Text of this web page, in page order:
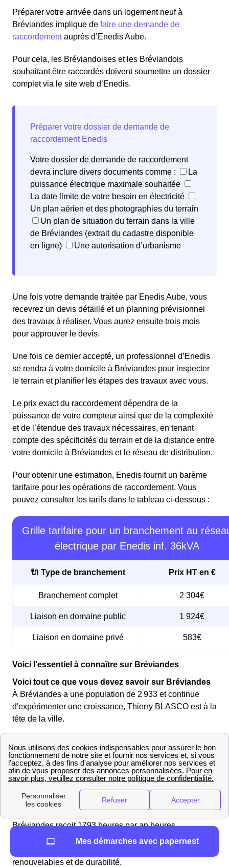
Préparer votre arrivée dans un logement neuf à
Bréviandes implique de faire une demande de
raccordementauprès d’Enedis Aube.
Pour cela, les Bréviandoises et les Bréviandois
souhaitant être raccordés doivent soumettre un dossier
complet via le site web d’Enedis.
Votre dossier de demande de raccordement
devra inclure divers documents comme :
La
puissance électrique maximale souhaitée
La date limite de votre besoin en électricité
Un plan aérien et des photographies du terrain
Un plan de situation du terrain dans la ville
de Bréviandes (extrait du cadastre disponible
en ligne)
Une autorisation d’urbanisme
Une fois votre demande traitée par Enedis Aube, vous
recevrez un devis détaillé et un planning prévisionnel
des travaux à réaliser. Vous aurez ensuite trois mois
pour approuver le devis.
Une fois ce dernier accepté, un professionnel d’Enedis
se rendra à votre domicile à Bréviandes pour inspecter
le terrain et planifier les étapes des travaux avec vous.
Le prix exact du raccordement dépendra de la
puissance de votre compteur ainsi que de la complexité
et de l’étendue des travaux nécessaires, en tenant
compte des spécificités du terrain et de la distance entre
votre domicile à Bréviandes et le réseau de distribution.
Pour obtenir une estimation, Enedis fournit un barème
tarifaire pour les opérations de raccordement. Vous
pouvez consulter les tarifs dans le tableau ci-dessous :
Grille tarifaire pour un branchement au
électrique par Enedis inf. 36kVA
🔌 Type de branchement Prix HT en €
Branchement complet 2 304€
Liaison en domaine public 1 924€
Liaison en domaine privé 583€
Voici l'essentiel à connaître sur Bréviandes
Voici tout ce que vous devez savoir sur Bréviandes
À Bréviandes a une population de 2 933 et continue
d'expérimenter une croissance, Thierry BLASCO est à la
tête de la ville.
Concernant la consommation énergétique de
Bréviandes, elle indique une consommation moyenne
de gaz de 13 869 et une consommation moyenne
d'électricité de 9 059.
Bréviandes reçoit 1793 heures par an heures
d'ensoleillement par an, ce qui influence
renouvelables et de durabilité.
Mes démarches avec papernest